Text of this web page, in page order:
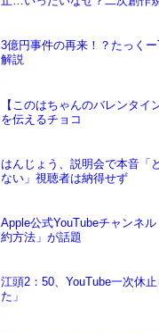
3億円事件の再来！？たっく
解説
【このはちゃんのバレンタイ
を伝えるチョコ
はんじょう、説明会で本音「
ない」視聴者は納得せず
Apple公式YouTubeチャンネ
約方法」が話題
江頭2：50、YouTube一次休
た」